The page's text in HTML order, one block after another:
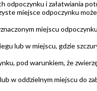
i załatwiania
miejsce odpoczynku
miejscu
lub w miejscu, gdzie
pod warunkiem, że
w oddzielnym miejscu do